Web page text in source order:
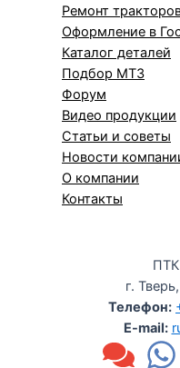
Ремонт
Оформление в
Каталог деталей
Подбор МТЗ
Форум
Видео продукции
Статьи и советы
Новости
О компании
Контакты
г.
Телефон:
E-mail: